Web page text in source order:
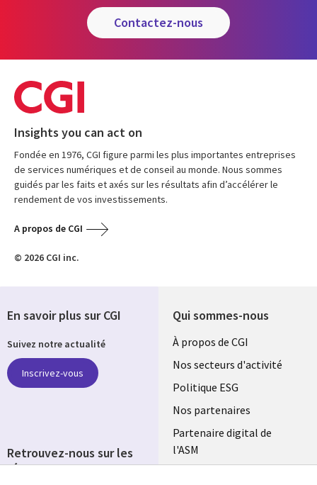
contactez-nous
Insights you can act on
Fondée en 1976, CGI figure parmi les plus importantes entreprises
de services numériques et de conseil au monde. Nous sommes
guidés par les faits et axés sur les résultats afin d’accélérer le
rendement de vos investissements.
A propos de CGI
© 2026 CGI inc.
Qui sommes-nous
Useful
links
FRANCE
À propos de CGI
Nos secteurs d'activité
Politique ESG
Nos partenaires
Partenaire digital de
l'ASM
En savoir plus sur CGI
Suivez notre actualité
Inscrivez-vous
Retrouvez-nous sur les
réseaux